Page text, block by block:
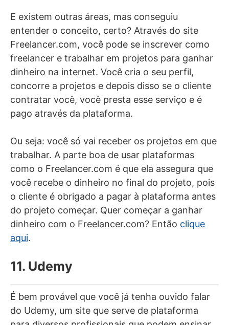
E existem outras áreas, mas conseguiu
entender o conceito, certo? Através do site
Freelancer.com, você pode se inscrever como
freelancer e trabalhar em projetos para ganhar
dinheiro na internet. Você cria o seu perfil,
concorre a projetos e depois disso se o cliente
contratar você, você presta esse serviço e é
pago através da plataforma.
Ou seja: você só vai receber os projetos em que
trabalhar. A parte boa de usar plataformas
como o Freelancer.com é que ela assegura que
você recebe o dinheiro no final do projeto, pois
o cliente é obrigado a pagar à plataforma antes
do projeto começar. Quer começar a ganhar
dinheiro com o Freelancer.com? Então clique
aqui.
11. Udemy
É bem provável que você já tenha ouvido falar
do Udemy, um site que serve de plataforma